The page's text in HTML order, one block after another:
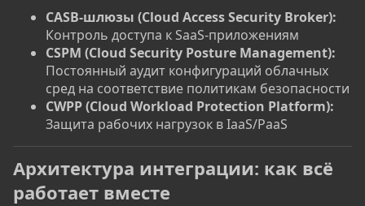
CASB-шлюзы (Cloud Access Security Broker):
Контроль доступа к SaaS-приложениям
CSPM (Cloud Security Posture Management):
Постоянный аудит конфигураций облачных
сред на соответствие политикам безопасности
CWPP (Cloud Workload Protection Platform):
Защита рабочих нагрузок в IaaS/PaaS
Архитектура интеграции: как всё
работает вместе